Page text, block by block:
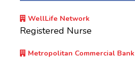
WellLife Network
Registered Nurse
Metropolitan Commercial Bank